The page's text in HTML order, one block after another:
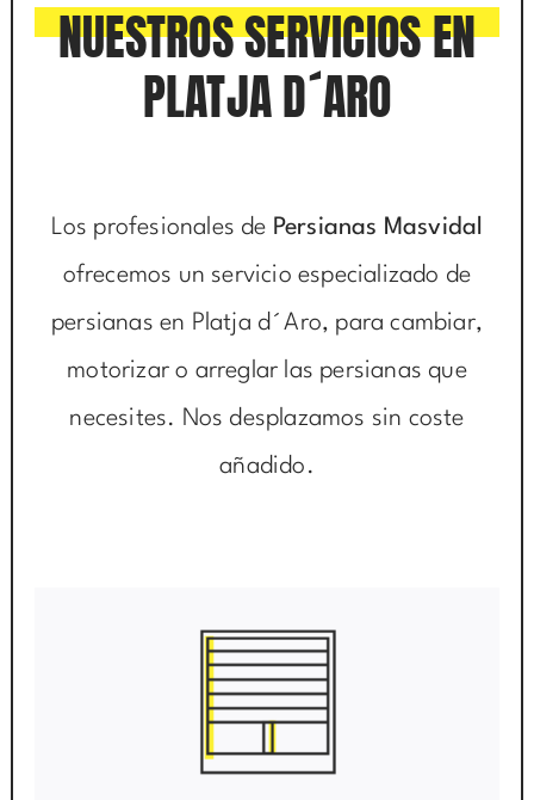
NUESTROS SERVICIOS EN
PLATJA D´ARO
Los profesionales de Persianas Masvidal
ofrecemos un servicio especializado de
persianas en Platja d´Aro, para cambiar,
motorizar o arreglar las persianas que
necesites. Nos desplazamos sin coste
añadido.